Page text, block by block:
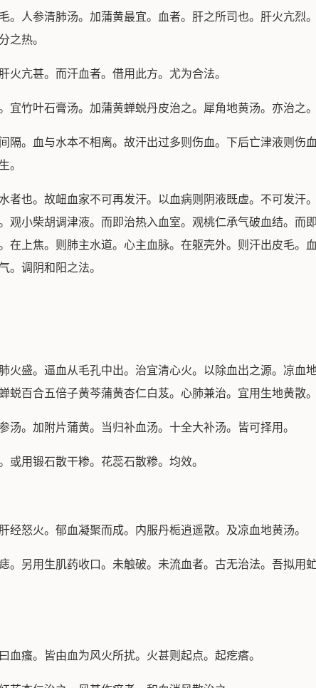
人参清肺汤。加蒲黄最宜。血者。肝之所司也。肝火亢烈
之热。
亢甚。而汗血者。借用此方。尤为合法。
竹叶石膏汤。加蒲黄蝉蜕丹皮治之。犀角地黄汤。亦治之。
。血与水本不相离。故汗出过多则伤血。下后亡津液则伤
。
也。故衄血家不可再发汗。以血病则阴液既虚。不可发汗
小柴胡调津液。而即治热入血室。观桃仁承气破血结。而
上焦。则肺主水道。心主血脉。在躯壳外。则汗出皮毛。
。调阴和阳之法。
盛。逼血从毛孔中出。治宜清心火。以除血出之源。凉血
百合五倍子黄芩蒲黄杏仁白芨。心肺兼治。宜用生地黄散。
。加附片蒲黄。当归补血汤。十全大补汤。皆可择用。
用锻石散干糁。花蕊石散糁。均效。
怒火。郁血凝聚而成。内服丹栀逍遥散。及凉血地黄汤。
另用生肌药收口。未触破。未流血者。古无治法。吾拟用
瘙。皆由血为风火所扰。火甚则起点。起疙瘩。